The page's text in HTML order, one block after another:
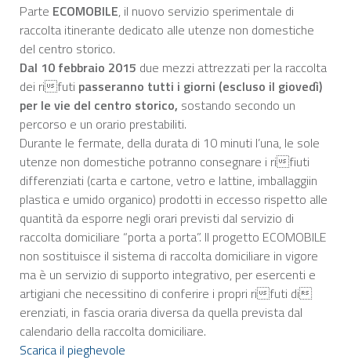
Parte ECOMOBILE, il nuovo servizio sperimentale di
raccolta itinerante dedicato alle utenze non domestiche
del centro storico.
Dal 10 febbraio 2015 due mezzi attrezzati per la raccolta
dei rifuti passeranno tutti i giorni (escluso il giovedì)
per le vie del centro storico, sostando secondo un
percorso e un orario prestabiliti.
Durante le fermate, della durata di 10 minuti l’una, le sole
utenze non domestiche potranno consegnare i rifiuti
differenziati (carta e cartone, vetro e lattine, imballaggiin
plastica e umido organico) prodotti in eccesso rispetto alle
quantità da esporre negli orari previsti dal servizio di
raccolta domiciliare “porta a porta”. Il progetto ECOMOBILE
non sostituisce il sistema di raccolta domiciliare in vigore
ma è un servizio di supporto integrativo, per esercenti e
artigiani che necessitino di conferire i propri rifuti di
erenziati, in fascia oraria diversa da quella prevista dal
calendario della raccolta domiciliare.
Scarica il pieghevole